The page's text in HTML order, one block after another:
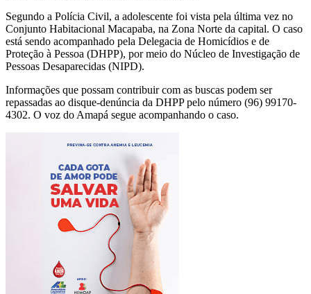
Segundo a Polícia Civil, a adolescente foi vista pela última vez no
Conjunto Habitacional Macapaba, na Zona Norte da capital. O caso
está sendo acompanhado pela Delegacia de Homicídios e de
Proteção à Pessoa (DHPP), por meio do Núcleo de Investigação de
Pessoas Desaparecidas (NIPD).
Informações que possam contribuir com as buscas podem ser
repassadas ao disque-denúncia da DHPP pelo número (96) 99170-
4302. O voz do Amapá segue acompanhando o caso.